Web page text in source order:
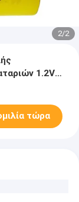
2/2
1.2V
τώρα